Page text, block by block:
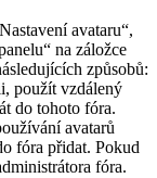
avataru“,
na záložce
způsobů:
použít vzdálený
do tohoto fóra.
avatarů
fóra přidat. Pokud
fóra.